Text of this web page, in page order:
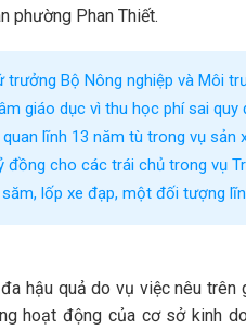
phường Phan Thiết.
Bộ Nông nghiệp và Môi
giáo dục vì thu học phí sai quy
lĩnh 13 năm tù trong vụ sản
đồng cho các trái chủ trong vụ
lốp xe đạp, một đối tượng
hậu quả do vụ việc nêu trên
hoạt động của cơ sở kinh